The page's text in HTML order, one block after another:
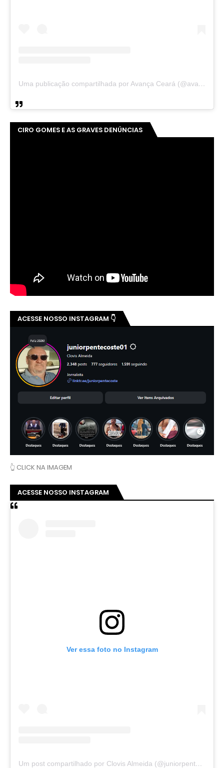
Uma publicação compartilhada por Avança Ceará (@avancaceara)
CIRO GOMES E AS GRAVES DENÚNCIAS
ACESSE NOSSO INSTAGRAM 👇
👆 CLICK NA IMAGEM
ACESSE NOSSO INSTAGRAM
Ver essa foto no Instagram
Um post compartilhado por Clovis Almeida (@juniorpentecoste01)